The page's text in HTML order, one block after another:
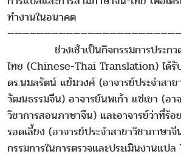
ทำงานในอนาคต
ช่วงเช้าเป็นกิจกรรมการประกวด
ไทย (Chinese-Thai Translation) ได้รั
ดร.นมลรัตน์ แย้มวงศ์ (อาจารย์ประจำสาข
วัฒนธรรมจีน) อาจารย์นพเก้า แซ่เขา (อา
วิชาการสอนภาษาจีน) และอาจารย์ว่าที่ร้
รอดเลี้ยง (อาจารย์ประจำสาขาวิชาภาษา
กรรมการในการตรวจและประเมินงานแป